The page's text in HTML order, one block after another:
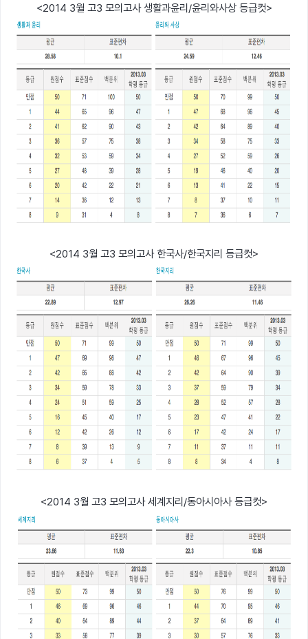
<2014 3월 고3 모의고사 생활과윤리/윤리와사상 등급컷>
<2014 3월 고3 모의고사 한국사/한국지리 등급컷>
<2014 3월 고3 모의고사 세계지리/동아시아사 등급컷>